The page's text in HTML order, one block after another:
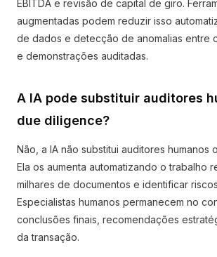
EBITDA e revisão de capital de giro.
augmentadas podem reduzir isso
de dados e detecção de anomalias entre
e demonstrações auditadas.
A IA pode substituir auditores
due diligence?
Não, a IA não substitui auditores humanos
Ela os aumenta automatizando o trabalho
milhares de documentos e identificar
Especialistas humanos permanecem no
conclusões finais, recomendações
da transação.